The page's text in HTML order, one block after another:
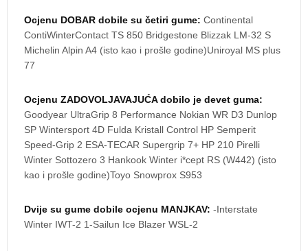
Ocjenu DOBAR dobile su četiri gume: Continental
ContiWinterContact TS 850 Bridgestone Blizzak LM-32 S
Michelin Alpin A4 (isto kao i prošle godine)Uniroyal MS plus
77
Ocjenu ZADOVOLJAVAJUĆA dobilo je devet guma:
Goodyear UltraGrip 8 Performance Nokian WR D3 Dunlop
SP Wintersport 4D Fulda Kristall Control HP Semperit
Speed-Grip 2 ESA-TECAR Supergrip 7+ HP 210 Pirelli
Winter Sottozero 3 Hankook Winter i*cept RS (W442) (isto
kao i prošle godine)Toyo Snowprox S953
Dvije su gume dobile ocjenu MANJKAV: -Interstate
Winter IWT-2 1-Sailun Ice Blazer WSL-2